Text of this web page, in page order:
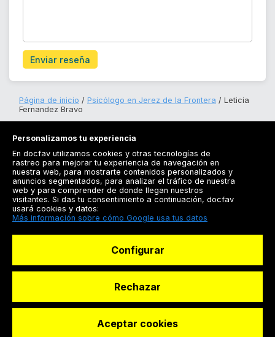
Enviar reseña
Página de inicio Psicólogo en Jerez de la Frontera
Leticia
Fernandez Bravo
Registrarse
Docfav
© Dashboard Technologies S.L
Personalizamos tu experiencia
En docfav utilizamos cookies y otras tecnologías de
rastreo para mejorar tu experiencia de navegación en
nuestra web, para mostrarte contenidos personalizados y
anuncios segmentados, para analizar el tráfico de nuestra
web y para comprender de donde llegan nuestros
visitantes. Si das tu consentimiento a continuación, docfav
usará cookies y datos:
Más información sobre cómo Google usa tus datos
Configurar
Rechazar
Aceptar cookies